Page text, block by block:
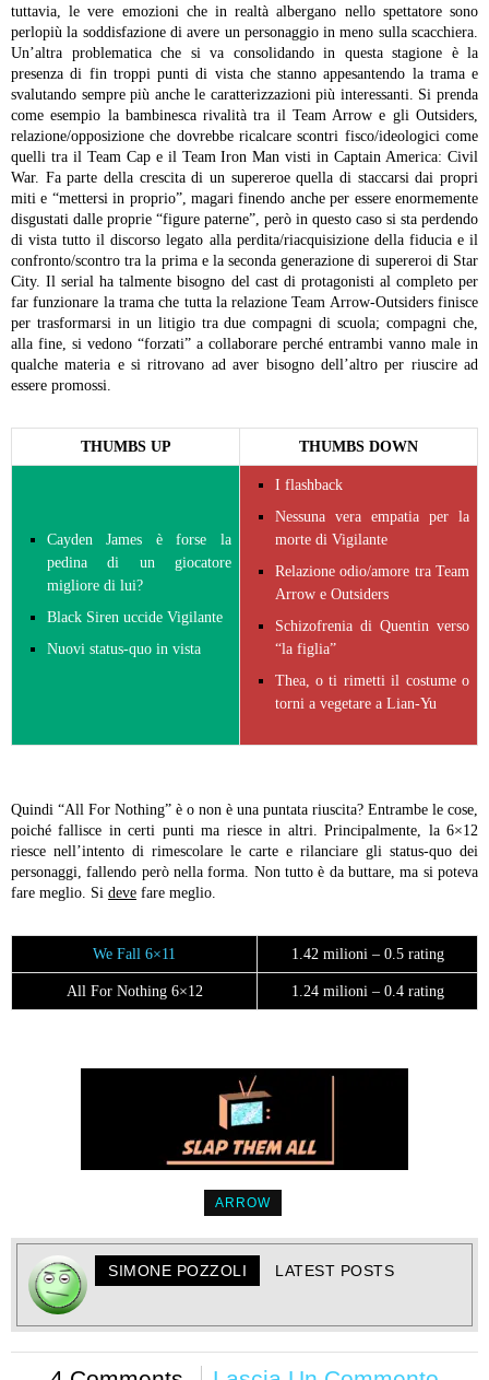
tuttavia, le vere emozioni che in realtà albergano nello spettatore sono
perlopiù la soddisfazione di avere un personaggio in meno sulla scacchiera.
Un’altra problematica che si va consolidando in questa stagione è la
presenza di fin troppi punti di vista che stanno appesantendo la trama e
svalutando sempre più anche le caratterizzazioni più interessanti. Si prenda
come esempio la bambinesca rivalità tra il Team Arrow e gli Outsiders,
relazione/opposizione che dovrebbe ricalcare scontri fisco/ideologici come
quelli tra il Team Cap e il Team Iron Man visti in Captain America: Civil
War. Fa parte della crescita di un supereroe quella di staccarsi dai propri
miti e “mettersi in proprio”, magari finendo anche per essere enormemente
disgustati dalle proprie “figure paterne”, però in questo caso si sta perdendo
di vista tutto il discorso legato alla perdita/riacquisizione della fiducia e il
confronto/scontro tra la prima e la seconda generazione di supereroi di Star
City. Il serial ha talmente bisogno del cast di protagonisti al completo per
far funzionare la trama che tutta la relazione Team Arrow-Outsiders finisce
per trasformarsi in un litigio tra due compagni di scuola; compagni che,
alla fine, si vedono “forzati” a collaborare perché entrambi vanno male in
qualche materia e si ritrovano ad aver bisogno dell’altro per riuscire ad
essere promossi.
THUMBS UP THUMBS DOWN
Cayden James è forse la
pedina di un giocatore
migliore di lui?
Black Siren uccide Vigilante
Nuovi status-quo in vista
I flashback
Nessuna vera empatia per la
morte di Vigilante
Relazione odio/amore tra Team
Arrow e Outsiders
Schizofrenia di Quentin verso
“la figlia”
Thea, o ti rimetti il costume o
torni a vegetare a Lian-Yu
Quindi “All For Nothing” è o non è una puntata riuscita? Entrambe le cose,
poiché fallisce in certi punti ma riesce in altri. Principalmente, la 6×12
riesce nell’intento di rimescolare le carte e rilanciare gli status-quo dei
personaggi, fallendo però nella forma. Non tutto è da buttare, ma si poteva
fare meglio. Si deve fare meglio.
We Fall 6×11 1.42 milioni – 0.5 rating
All For Nothing 6×12 1.24 milioni – 0.4 rating
ARROW
SIMONE POZZOLI LATEST POSTS